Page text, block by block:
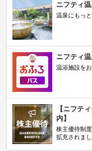
ニフティ
温泉にもっ
ニフティ
温浴施設を
【ニフテ
内】
株主優待制
拡充されまし